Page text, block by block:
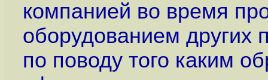
компанией во время
оборудованием других
по поводу того каким